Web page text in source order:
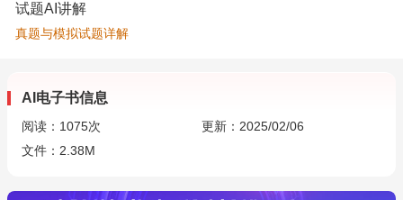
试题AI讲解
真题与模拟试题详解
AI电子书信息
阅读： 1075次
更新：2025/02/06
文件：2.38M